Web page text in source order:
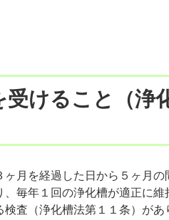
受けること（浄
月を経過した日から５ヶ月
毎年１回の浄化槽が適正に
査（浄化槽法第１１条）があ